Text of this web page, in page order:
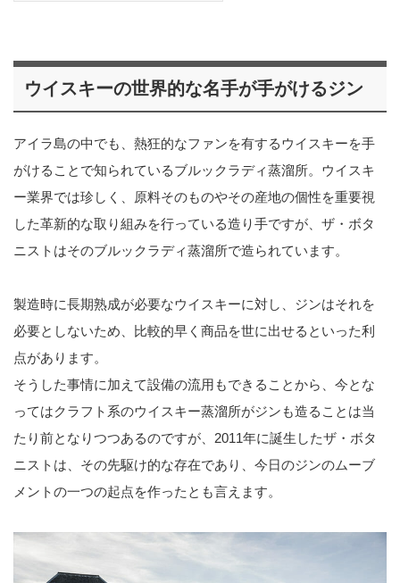
ウイスキーの世界的な名手が手がけるジン
アイラ島の中でも、熱狂的なファンを有するウイスキーを手
がけることで知られているブルックラディ蒸溜所。ウイスキ
ー業界では珍しく、原料そのものやその産地の個性を重要視
した革新的な取り組みを行っている造り手ですが、ザ・ボタ
ニストはそのブルックラディ蒸溜所で造られています。
製造時に長期熟成が必要なウイスキーに対し、ジンはそれを
必要としないため、比較的早く商品を世に出せるといった利
点があります。
そうした事情に加えて設備の流用もできることから、今とな
ってはクラフト系のウイスキー蒸溜所がジンも造ることは当
たり前となりつつあるのですが、2011年に誕生したザ・ボタ
ニストは、その先駆け的な存在であり、今日のジンのムーブ
メントの一つの起点を作ったとも言えます。